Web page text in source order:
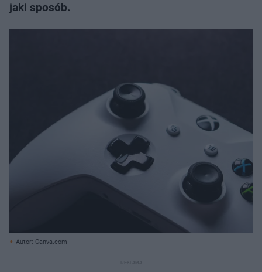
jaki sposób.
Autor: Canva.com